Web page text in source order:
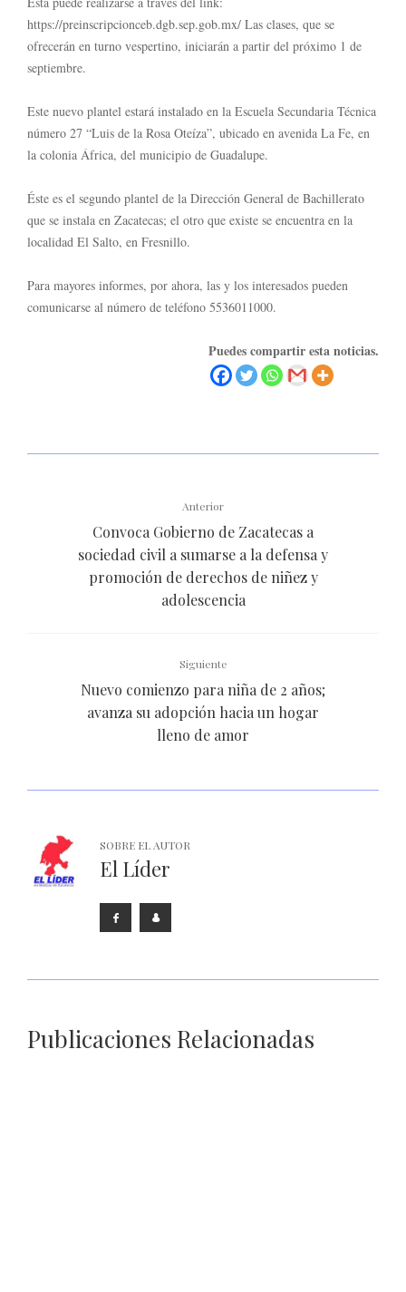
https://preinscripcionceb.dgb.sep.gob.mx/ Las clases, que se
ofrecerán en turno vespertino, iniciarán a partir del próximo 1 de
septiembre.
Este nuevo plantel estará instalado en la Escuela Secundaria Técnica
número 27 “Luis de la Rosa Oteíza”, ubicado en avenida La Fe, en
la colonia África, del municipio de Guadalupe.
Éste es el segundo plantel de la Dirección General de Bachillerato
que se instala en Zacatecas; el otro que existe se encuentra en la
localidad El Salto, en Fresnillo.
Para mayores informes, por ahora, las y los interesados pueden
comunicarse al número de teléfono 5536011000.
Puedes compartir esta noticias.
Anterior
Convoca Gobierno de Zacatecas a
sociedad civil a sumarse a la defensa y
promoción de derechos de niñez y
adolescencia
Siguiente
Nuevo comienzo para niña de 2 años;
avanza su adopción hacia un hogar
lleno de amor
SOBRE EL AUTOR
El Líder
Publicaciones Relacionadas